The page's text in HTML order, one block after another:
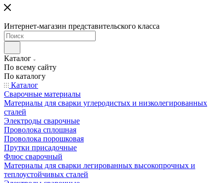
Интернет-магазин представительского класса
Каталог
По всему сайту
По каталогу
Каталог
Сварочные материалы
Материалы для сварки углеродистых и низколегированных
сталей
Электроды сварочные
Проволока сплошная
Проволока порошковая
Прутки присадочные
Флюс сварочный
Материалы для сварки легированных высокопрочных и
теплоустойчивых сталей